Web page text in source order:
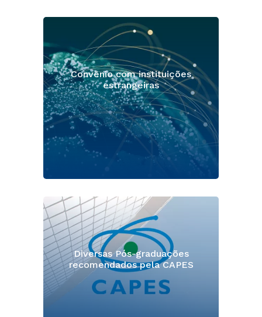
Convênio com instituições
estrangeiras
Diversas Pós-graduações
recomendados pela CAPES